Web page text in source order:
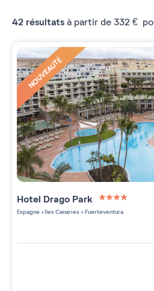
42 résultats à partir de 332 €
NOUVEAUTÉ
Hotel Drago Park
4 étoiles sur 5
Espagne>Iles Canaries>Fuerteventura